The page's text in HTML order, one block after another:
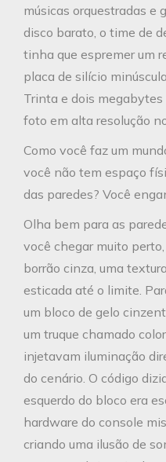
músicas orquestradas e
disco barato, o time de
tinha que espremer um
placa de silício
Trinta e dois
foto em alta resolução
Como você faz um
você não tem espaço
das paredes? Você
Olha bem para as
você chegar muito
borrão cinza, uma
esticada até o limite.
um bloco de gelo
um truque chamado
injetavam iluminação
do cenário. O código
esquerdo do bloco era
hardware do console
criando uma ilusão de